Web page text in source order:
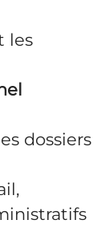
les
dossiers